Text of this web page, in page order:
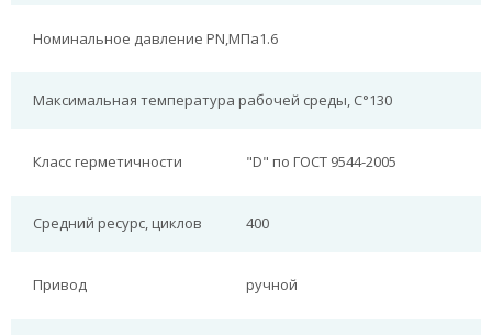
Номинальное давление PN,МПа1.6
Максимальная температура рабочей среды, С°130
Класс герметичности "D" по ГОСТ 9544-2005
Средний ресурс, циклов 400
Привод ручной